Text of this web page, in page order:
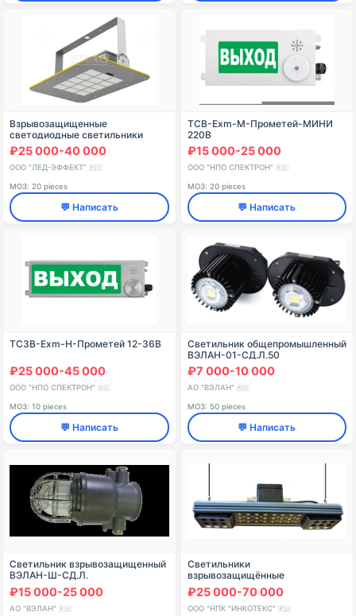
Взрывозащищенные
светодиодные светильники
серии KEDR LE-СБУ-32-200-
ххххЕх-67Х
₽25 000-40 000
ООО "ЛЕД-ЭФФЕКТ" 🇷🇺
МОЗ: 20 pieces
💬 Написать
ТСВ-Exm-М-Прометей-МИНИ
220В
₽15 000-25 000
ООО "НПО СПЕКТРОН" 🇷🇺
МОЗ: 20 pieces
💬 Написать
ТСЗВ-Exm-Н-Прометей 12-36В
₽25 000-45 000
ООО "НПО СПЕКТРОН" 🇷🇺
МОЗ: 10 pieces
💬 Написать
Светильник общепромышленный
ВЭЛАН-01-СД.Л.50
₽7 000-10 000
АО "ВЭЛАН" 🇷🇺
МОЗ: 50 pieces
💬 Написать
Светильник взрывозащищенный
ВЭЛАН-Ш-СД.Л.
₽15 000-25 000
АО "ВЭЛАН" 🇷🇺
Светильники
взрывозащищённые
светодиодные стационарные
общего назначения для
освещения промышленных
₽25 000-70 000
ООО "НПК "ИНКОТЕКС" 🇷🇺